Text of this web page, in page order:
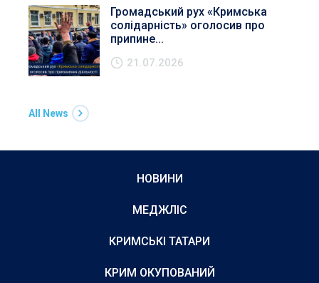
Громадський рух «Кримська
солідарність» оголосив про
припине...
21.07.2026
All News
НОВИНИ
МЕДЖЛІС
КРИМСЬКІ ТАТАРИ
КРИМ ОКУПОВАНИЙ